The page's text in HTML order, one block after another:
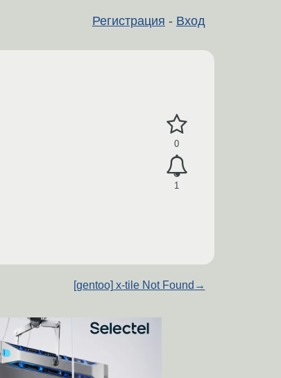
Регистрация - Вход
0
1
[gentoo] x-tile Not Found →